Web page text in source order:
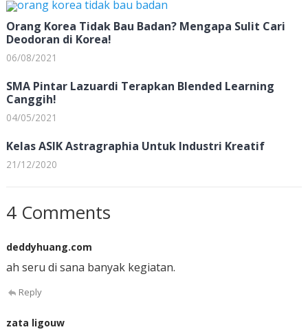
Orang Korea Tidak Bau Badan? Mengapa Sulit Cari
Deodoran di Korea!
06/08/2021
SMA Pintar Lazuardi Terapkan Blended Learning
Canggih!
04/05/2021
Kelas ASIK Astragraphia Untuk Industri Kreatif
21/12/2020
4 Comments
deddyhuang.com
ah seru di sana banyak kegiatan.
Reply
zata ligouw